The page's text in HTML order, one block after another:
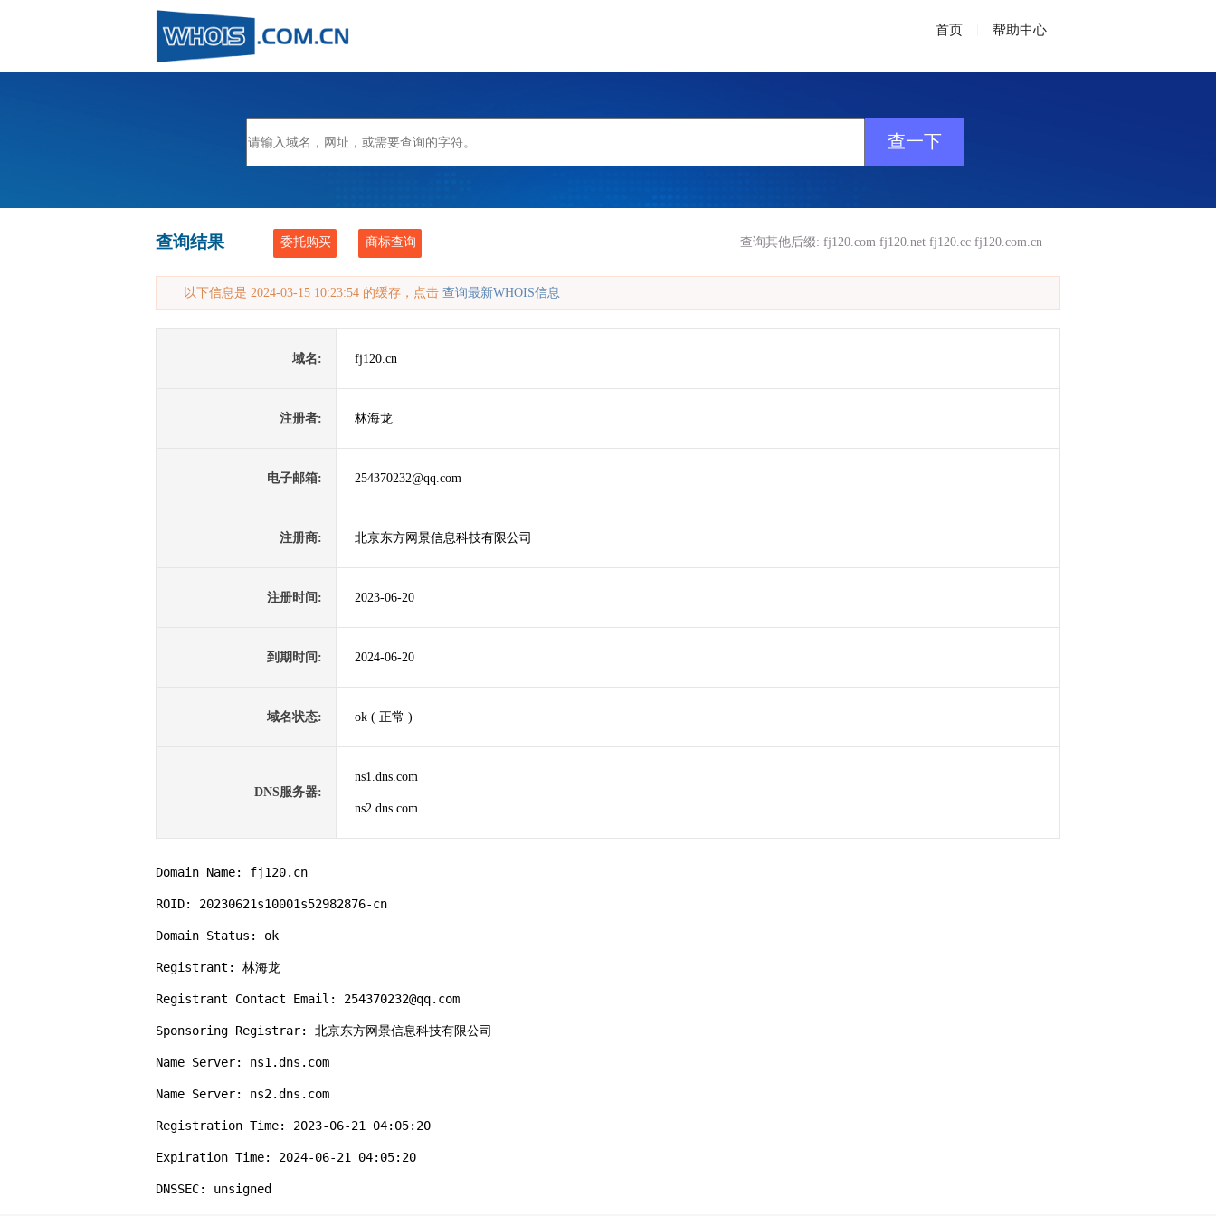
首页 帮助中心
查询结果 委托购买 商标查询 查询其他后缀: fj120.com fj120.net fj120.cc fj120.com.cn
以下信息是 2024-03-15 10:23:54 的缓存，点击 查询最新WHOIS信息
域名: fj120.cn
注册者: 林海龙
电子邮箱: 254370232@qq.com
注册商: 北京东方网景信息科技有限公司
注册时间: 2023-06-20
到期时间: 2024-06-20
域名状态: ok ( 正常 )
DNS服务器:
ns1.dns.com
ns2.dns.com
Domain Name: fj120.cn
ROID: 20230621s10001s52982876-cn
Domain Status: ok
Registrant: 林海龙
Registrant Contact Email: 254370232@qq.com
Sponsoring Registrar: 北京东方网景信息科技有限公司
Name Server: ns1.dns.com
Name Server: ns2.dns.com
Registration Time: 2023-06-21 04:05:20
Expiration Time: 2024-06-21 04:05:20